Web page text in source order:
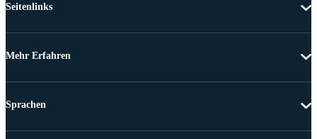
Seitenlinks
Mehr Erfahren
Sprachen